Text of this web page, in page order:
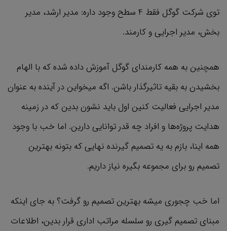
توی شرکت گوگل فقط 4 سطح وجود داره: مدیر ارشد، مدیر
بخش، مدیر اجرایی و کارمند.
همچنین به همه کارمندای گوگل آموزش داده شده که با الهام
بخشیدن به بقیه تاثیرگذار باشن. اگه میخواین در آینده به عنوان
مدیر اجرایی فعالیت کنین اول باید نشون بدین که در زمینه
هدایت پروژه‌ها و افراد چه قدر توانایی دارین. اما خب با وجود
همه اینا، بازم به یه تصمیم گیرنده نهایی که بتونه بهترین
تصمیم رو برای مجموعه بگیره نیاز داریم.
اما خب چجوری میشه بهترین تصمیم رو گرفت؟ به جای اینکه
مبنای تصمیم گیری رو سلسله مراتب اداری قرار بدین، اطلاعات